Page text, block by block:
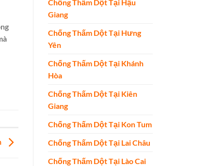
Chống Thấm Dột Tại Hậu
Giang
Chống Thấm Dột Tại Hưng
Yên
Chống Thấm Dột Tại Khánh
Hòa
Chống Thấm Dột Tại Kiên
Giang
Chống Thấm Dột Tại Kon Tum
Chống Thấm Dột Tại Lai Châu
Chống Thấm Dột Tại Lào Cai